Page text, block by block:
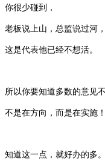
你很少碰到，
老板说上山，总监说过河，
这是代表他已经不想活。
所以你要知道多数的意见
不是在方向，而是在实施！
知道这一点，就好办的多。